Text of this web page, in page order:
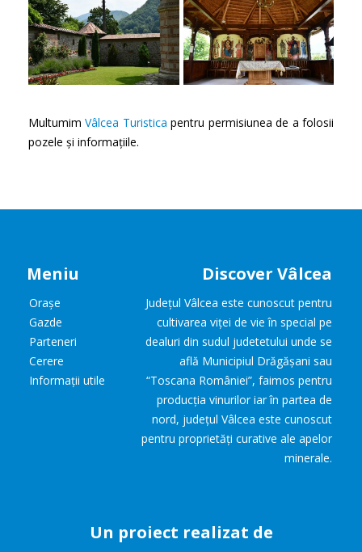
MultumimVâlcea Turistica pentru permisiunea de a folosii
pozele și informațiile.
Meniu
Orașe
Gazde
Parteneri
Cerere
Informații utile
Discover Vâlcea
Județul Vâlcea este cunoscut pentru
cultivarea viței de vie în special pe
dealuri din sudul judetetului unde se
află Municipiul Drăgășani sau
“Toscana României”, faimos pentru
producția vinurilor iar în partea de
nord, județul Vâlcea este cunoscut
pentru proprietăți curative ale apelor
minerale.
Un proiect realizat de